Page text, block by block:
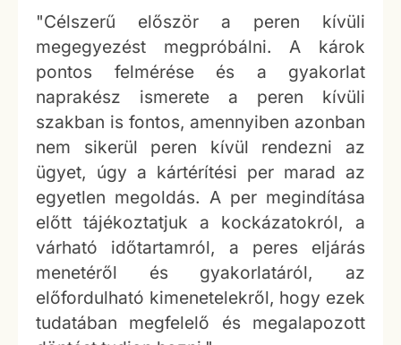
"Célszerű először a peren kívüli
megegyezést megpróbálni. A károk
pontos felmérése és a gyakorlat
naprakész ismerete a peren kívüli
szakban is fontos, amennyiben azonban
nem sikerül peren kívül rendezni az
ügyet, úgy a kártérítési per marad az
egyetlen megoldás. A per megindítása
előtt tájékoztatjuk a kockázatokról, a
várható időtartamról, a peres eljárás
menetéről és gyakorlatáról, az
előfordulható kimenetelekről, hogy ezek
tudatában megfelelő és megalapozott